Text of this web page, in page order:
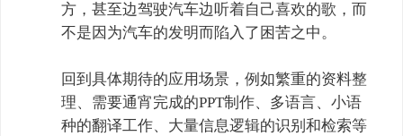
方，甚至边驾驶汽车边听着自己喜欢的歌，而
不是因为汽车的发明而陷入了困苦之中。
回到具体期待的应用场景，例如繁重的资料整
理、需要通宵完成的PPT制作、多语言、小语
种的翻译工作、大量信息逻辑的识别和检索等